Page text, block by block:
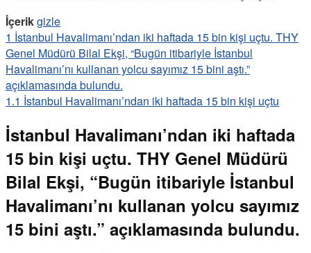
İçerikgizle
1 İstanbul Havalimanı’ndan iki haftada 15 bin kişi uçtu. THY
Genel Müdürü Bilal Ekşi, “Bugün itibariyle İstanbul
Havalimanı’nı kullanan yolcu sayımız 15 bini aştı.”
açıklamasında bulundu.
1.1 İstanbul Havalimanı’ndan iki haftada 15 bin kişi uçtu
İstanbul Havalimanı’ndan iki haftada
15 bin kişi uçtu. THY Genel Müdürü
Bilal Ekşi, “Bugün itibariyle İstanbul
Havalimanı’nı kullanan yolcu sayımız
15 bini aştı.” açıklamasında bulundu.